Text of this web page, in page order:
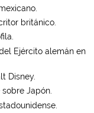
británico.
Ejército alemán en
Disney.
Japón.